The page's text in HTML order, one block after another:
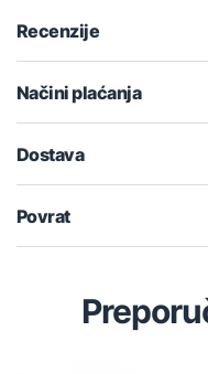
Recenzije
Načini plaćanja
Dostava
Povrat